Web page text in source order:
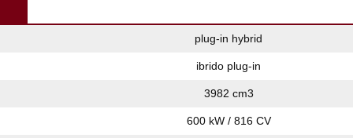
plug-in hybrid
ibrido plug-in
3982 cm3
600 kW / 816 CV